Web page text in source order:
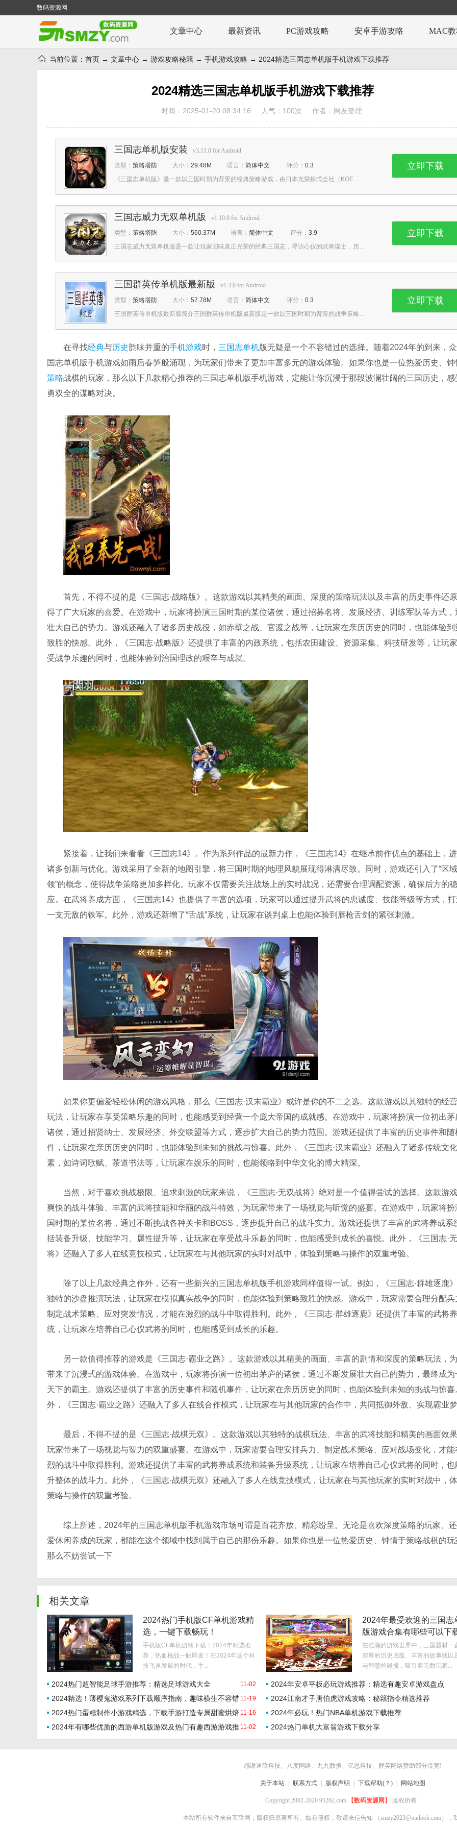
数码资源网
文章中心 最新资讯 PC游戏攻略 安卓手游攻略 MAC教
当前位置： 首页 → 文章中心 → 游戏攻略秘籍 → 手机游戏攻略 → 2024精选三国志单机版手机游戏下载推荐
2024精选三国志单机版手机游戏下载推荐
时间：2025-01-20 08:34:16 人气： 100次 作者：网友整理
三国志单机版安装 v3.11.0 for Android
类型： 策略塔防 大小： 29.48M 语言： 简体中文 评分： 0.3
《三国志单机版》是一款以三国时期为背景的经典策略游戏，由日本光荣株式会社（KOE...
立即下载
三国志威力无双单机版 v1.10.0 for Android
类型： 策略塔防 大小： 560.37M 语言： 简体中文 评分： 3.9
三国志威力无双单机版是一款让玩家回味真正光荣的经典三国志，寻访心仪的武将谋士，历...
立即下载
三国群英传单机版最新版 v1.3.0 for Android
类型： 策略塔防 大小： 57.78M 语言： 简体中文 评分： 0.3
三国群英传单机版最新版简介三国群英传单机版最新版是一款以三国时期为背景的战争策略...
立即下载
在寻找经典与历史韵味并重的手机游戏时， 三国志单机版无疑是一个不容错过的选择。随着2024年的到来，
国志单机版手机游戏如雨后春笋般涌现，为玩家们带来了更加丰富多元的游戏体验。如果你也是一位热爱历史、钟
策略战棋的玩家，那么以下几款精心推荐的三国志单机版手机游戏，定能让你沉浸于那段波澜壮阔的三国历史，感
勇双全的谋略对决。
首先，不得不提的是《三国志·战略版》。这款游戏以其精美的画面、深度的策略玩法以及丰富的历史事件还
得了广大玩家的喜爱。在游戏中，玩家将扮演三国时期的某位诸侯，通过招募名将、发展经济、训练军队等方式，
壮大自己的势力。游戏还融入了诸多历史战役，如赤壁之战、官渡之战等，让玩家在亲历历史的同时，也能体验到
致胜的快感。此外，《三国志·战略版》还提供了丰富的内政系统，包括农田建设、资源采集、科技研发等，让玩
受战争乐趣的同时，也能体验到治国理政的艰辛与成就。
紧接着，让我们来看看《三国志14》。作为系列作品的最新力作，《三国志14》在继承前作优点的基础上，
诸多创新与优化。游戏采用了全新的地图引擎，将三国时期的地理风貌展现得淋漓尽致。同时，游戏还引入了“区
领”的概念，使得战争策略更加多样化。玩家不仅需要关注战场上的实时战况，还需要合理调配资源，确保后方的
应。在武将养成方面，《三国志14》也提供了丰富的选项，玩家可以通过提升武将的忠诚度、技能等级等方式，打
一支无敌的铁军。此外，游戏还新增了“舌战”系统，让玩家在谈判桌上也能体验到唇枪舌剑的紧张刺激。
如果你更偏爱轻松休闲的游戏风格，那么《三国志·汉末霸业》或许是你的不二之选。这款游戏以其独特的经
玩法，让玩家在享受策略乐趣的同时，也能感受到经营一个庞大帝国的成就感。在游戏中，玩家将扮演一位初出茅
诸侯，通过招贤纳士、发展经济、外交联盟等方式，逐步扩大自己的势力范围。游戏还提供了丰富的历史事件和随
件，让玩家在亲历历史的同时，也能体验到未知的挑战与惊喜。此外，《三国志·汉末霸业》还融入了诸多传统文
素，如诗词歌赋、茶道书法等，让玩家在娱乐的同时，也能领略到中华文化的博大精深。
当然，对于喜欢挑战极限、追求刺激的玩家来说，《三国志·无双战将》绝对是一个值得尝试的选择。这款游
爽快的战斗体验、丰富的武将技能和华丽的战斗特效，为玩家带来了一场视觉与听觉的盛宴。在游戏中，玩家将扮
国时期的某位名将，通过不断挑战各种关卡和BOSS，逐步提升自己的战斗实力。游戏还提供了丰富的武将养成系
括装备升级、技能学习、属性提升等，让玩家在享受战斗乐趣的同时，也能感受到成长的喜悦。此外，《三国志·
将》还融入了多人在线竞技模式，让玩家在与其他玩家的实时对战中，体验到策略与操作的双重考验。
除了以上几款经典之作外，还有一些新兴的三国志单机版手机游戏同样值得一试。例如，《三国志·群雄逐鹿
独特的沙盘推演玩法，让玩家在模拟真实战争的同时，也能体验到策略致胜的快感。游戏中，玩家需要合理分配兵
制定战术策略、应对突发情况，才能在激烈的战斗中取得胜利。此外，《三国志·群雄逐鹿》还提供了丰富的武将
统，让玩家在培养自己心仪武将的同时，也能感受到成长的乐趣。
另一款值得推荐的游戏是《三国志·霸业之路》。这款游戏以其精美的画面、丰富的剧情和深度的策略玩法，
带来了沉浸式的游戏体验。在游戏中，玩家将扮演一位初出茅庐的诸侯，通过不断发展壮大自己的势力，最终成为
天下的霸主。游戏还提供了丰富的历史事件和随机事件，让玩家在亲历历史的同时，也能体验到未知的挑战与惊喜
外，《三国志·霸业之路》还融入了多人在线合作模式，让玩家在与其他玩家的合作中，共同抵御外敌、实现霸业梦
最后，不得不提的是《三国志·战棋无双》。这款游戏以其独特的战棋玩法、丰富的武将技能和精美的画面效
玩家带来了一场视觉与智力的双重盛宴。在游戏中，玩家需要合理安排兵力、制定战术策略、应对战场变化，才能
烈的战斗中取得胜利。游戏还提供了丰富的武将养成系统和装备升级系统，让玩家在培养自己心仪武将的同时，也
升整体的战斗力。此外，《三国志·战棋无双》还融入了多人在线竞技模式，让玩家在与其他玩家的实时对战中，
策略与操作的双重考验。
综上所述，2024年的三国志单机版手机游戏市场可谓是百花齐放、精彩纷呈。无论是喜欢深度策略的玩家、
爱休闲养成的玩家，都能在这个领域中找到属于自己的那份乐趣。如果你也是一位热爱历史、钟情于策略战棋的玩
那么不妨尝试一下
相关文章
2024热门手机版CF单机游戏精
选，一键下载畅玩！
手机版CF单机游戏下载：2024年精选推
荐，热血枪战一触即发！在2024年这个科
技飞速发展的时代，手...
2024年最受欢迎的三国志
版游戏合集有哪些可以下
在浩瀚的游戏世界中，三国题材一
深厚的历史底蕴、丰富的故事线以
与智慧的碰撞，吸引着无数玩家...
11-02
2024热门超智能足球手游推荐：精选足球游戏大全 2024年安卓平板必玩游戏推荐：精选有趣安卓游戏盘点
11-19
2024精选！薄樱鬼游戏系列下载顺序指南，趣味横生不容错
过！
2024江南才子唐伯虎游戏攻略：秘籍指令精选推荐
11-16
2024热门蛋糕制作小游戏精选，下载手游打造专属甜蜜烘焙
时光！
2024年必玩！热门NBA单机游戏下载推荐
11-02
2024年有哪些优质的西游单机版游戏及热门有趣西游游戏推
荐？
2024热门单机大富翁游戏下载分享
感谢速联科技、八度网络、九九数据、亿恩科技、群英网络赞助部分带宽!
关于本站 联系方式 版权声明 下载帮助(？) 网站地图
Copyright 2002-2020 95262.com 【数码资源网】 版权所有
本站所有软件来自互联网，版权归原著所有。如有侵权，敬请来信告知 （smzy2023@outlook.com），